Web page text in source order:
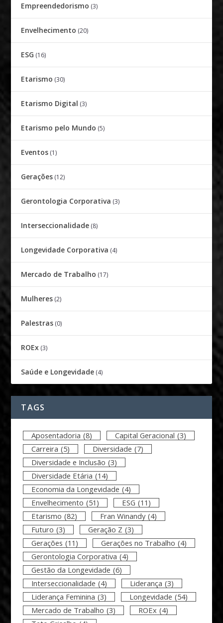
Empreendedorismo (3)
Envelhecimento (20)
ESG (16)
Etarismo (30)
Etarismo Digital (3)
Etarismo pelo Mundo (5)
Eventos (1)
Gerações (12)
Gerontologia Corporativa (3)
Interseccionalidade (8)
Longevidade Corporativa (4)
Mercado de Trabalho (17)
Mulheres (2)
Palestras (0)
ROEx (3)
Saúde e Longevidade (4)
TAGS
Aposentadoria (8) Capital Geracional (3)
Carreira (5) Diversidade (7)
Diversidade e Inclusão (3)
Diversidade Etária (14)
Economia da Longevidade (4)
Envelhecimento (51) ESG (11)
Etarismo (82) Fran Winandy (4)
Futuro (3) Geração Z (3)
Gerações (11) Gerações no Trabalho (4)
Gerontologia Corporativa (4)
Gestão da Longevidade (6)
Interseccionalidade (4) Liderança (3)
Liderança Feminina (3) Longevidade (54)
Mercado de Trabalho (3) ROEx (4)